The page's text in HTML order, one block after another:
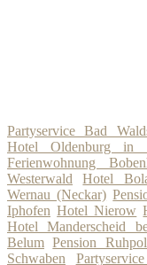
Partyservice Bad
Hotel Oldenburg in
Ferienwohnung
Westerwald
Hotel
Wernau (Neckar)
Iphofen Hotel Nierow
Hotel Manderscheid
Belum Pension
Schwaben